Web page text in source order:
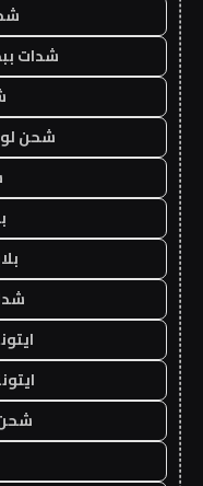
شدات
شحن
شحن